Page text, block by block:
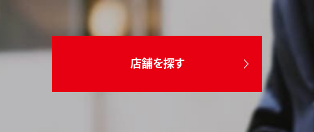
店舗を探す